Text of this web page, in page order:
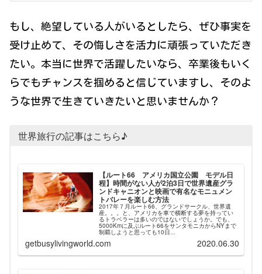
もし、絶望している人がいるとしたら、ぜひ事実を
受け止めて、その悔しさを活力に頑張っていただき
たい。本当に世界で活躍したいなら、卒業後もいく
らでもチャンスを掴めると信じていますし、そのよ
うな世界で生きていきたいと思いませんか？
世界旅行の記事はこちら♪
【ルート66 アメリカ国立公園 モデル日
程】時間がない人が2泊3日で世界遺産グラ
ンドキャニオンと映画で有名なモニュメン
トバレーを楽しむ方法
2017年７月ルート66、グランドサークル、世界遺
産。。。と、アメリカを車で横断する夢を持ってい
るトラベラーは多いのではないでしょうか。でも、
5000Kmに及ぶルート66をサンタモニカからNYまで
制覇しようと思っても10日...
getbusylivingworld.com 2020.06.30